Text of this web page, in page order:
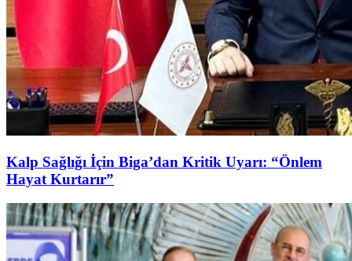
Kalp Sağlığı İçin Biga’dan Kritik Uyarı: “Önlem
Hayat Kurtarır”